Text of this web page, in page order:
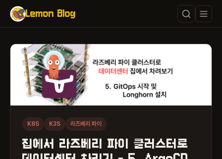
Lemon Blog
K8S K3S 라즈베리 파이
집에서 라즈베리 파이 클러스터로